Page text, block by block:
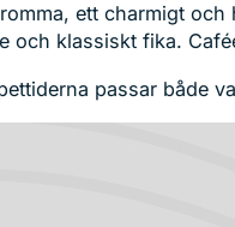
ett charmigt
och klassiskt fika.
passar både